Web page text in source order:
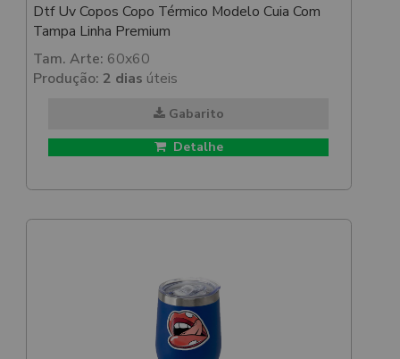
Dtf Uv Copos Copo Térmico Modelo Cuia Com
Tampa Linha Premium
Tam. Arte: 60x60
Produção: 2 dias úteis
Gabarito
Detalhe